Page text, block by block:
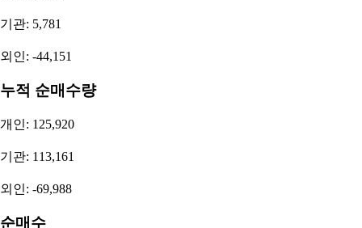
기관: 5,781
외인: -44,151
누적 순매수량
개인: 125,920
기관: 113,161
외인: -69,988
순매수